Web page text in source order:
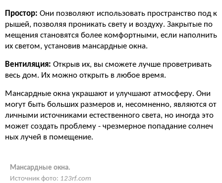
Простор: Они позволяют использовать пространство под к
рышей, позволяя проникать свету и воздуху. Закрытые по
мещения становятся более комфортными, если наполнить
их светом, установив мансардные окна.
Вентиляция: Открыв их, вы сможете лучше проветривать
весь дом. Их можно открыть в любое время.
Мансардные окна украшают и улучшают атмосферу. Они
могут быть больших размеров и, несомненно, являются от
личными источниками естественного света, но иногда это
может создать проблему - чрезмерное попадание солнеч
ных лучей в помещение.
Мансардные окна.
Источник фото: 123rf.com